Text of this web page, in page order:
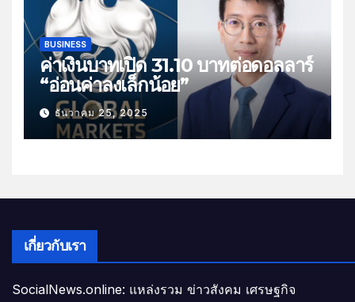
BUSINESS
ค่าเงินบาทเปิด 31.10 บาทต่อดอลลาร์
“อ่อนค่าลงเล็กน้อย”
ธันวาคม 25, 2025
เกี่ยวกับเรา
SocialNews.online: แหล่งรวม ข่าวสังคม เศรษฐกิจ